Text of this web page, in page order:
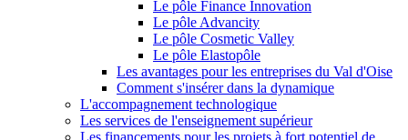
Le pôle Finance Innovation
Le pôle Advancity
Le pôle Cosmetic Valley
Le pôle Elastopôle
Les avantages pour les entreprises du Val d'Oise
Comment s'insérer dans la dynamique
L'accompagnement technologique
Les services de l'enseignement supérieur
Les financements pour les projets à fort potentiel de